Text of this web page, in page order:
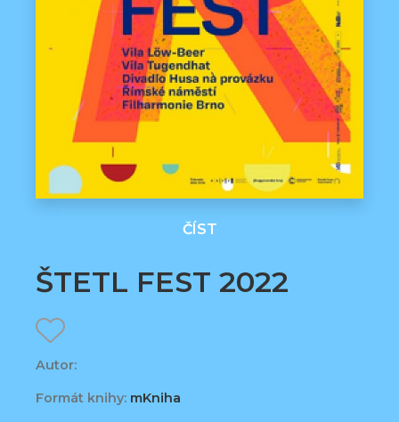
ČÍST
ŠTETL FEST 2022
Autor:
Formát knihy: mKniha